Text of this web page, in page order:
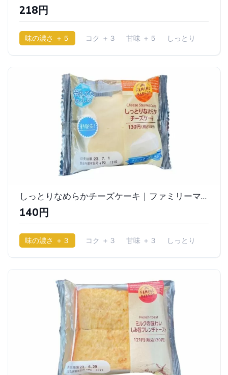
218円
味の濃さ ＋５ コク ＋３ 甘味 ＋５ しっとり
しっとりなめらかチーズケーキ｜ファミリーマート
140円
味の濃さ ＋３ コク ＋３ 甘味 ＋３ しっとり